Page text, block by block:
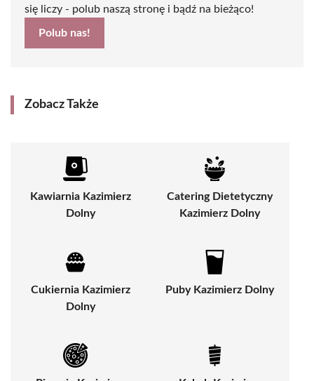
się liczy - polub naszą stronę i bądź na bieżąco!
Polub nas!
Zobacz Także
Kawiarnia Kazimierz
Dolny
Catering Dietetyczny
Kazimierz Dolny
Cukiernia Kazimierz
Dolny
Puby Kazimierz Dolny